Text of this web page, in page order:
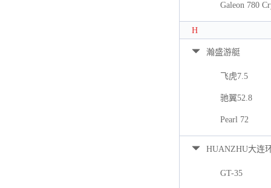
Galeon 780
H
瀚盛游艇
飞虎7.5
驰翼52.8
Pearl 72
HUANZHU大连
GT-35